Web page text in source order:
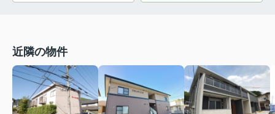
近隣の物件